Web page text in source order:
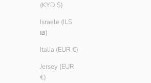
(KYD $)
Israele (ILS
₪)
Italia (EUR €)
Jersey (EUR
€)